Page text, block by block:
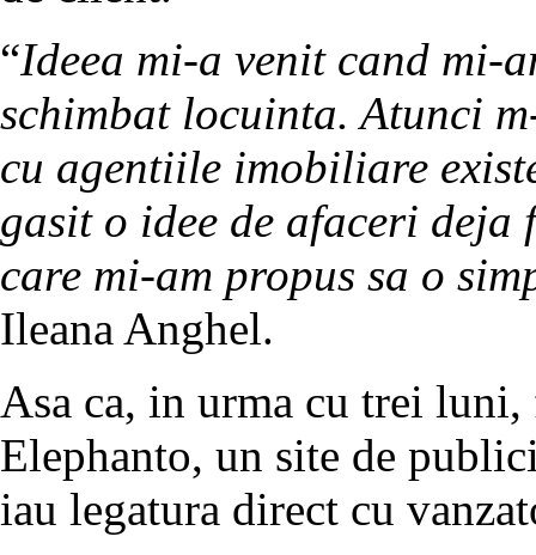
“Ideea mi-a venit cand mi-
schimbat locuinta. Atunci
cu agentiile imobiliare
gasit o idee de afaceri
care mi-am propus sa o
Ileana Anghel.
Asa ca, in urma cu trei luni,
Elephanto, un site de
iau legatura direct cu